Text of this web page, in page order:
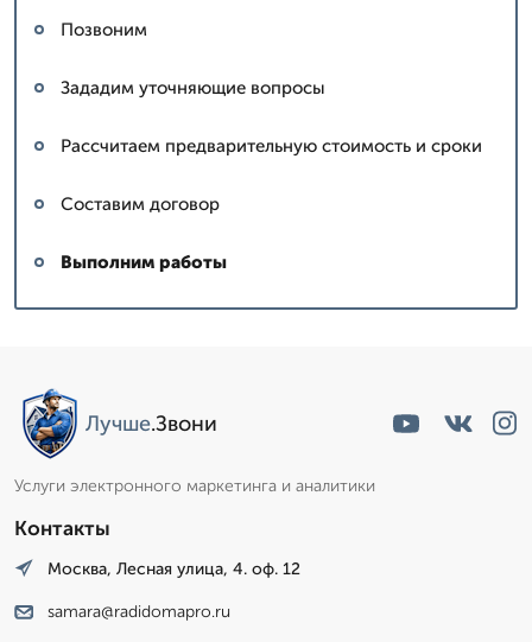
Позвоним
Зададим уточняющие вопросы
Рассчитаем предварительную стоимость и сроки
Составим договор
Выполним работы
Лучше.Звони
Услуги электронного маркетинга и аналитики
Контакты
Москва, Лесная улица, 4. оф. 12
samara@radidomapro.ru